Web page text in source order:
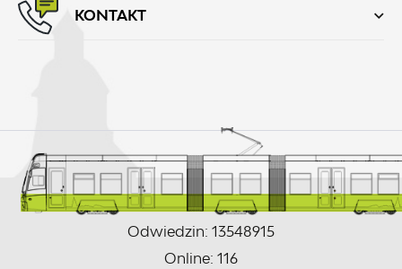
KONTAKT
Odwiedzin: 13548915
Online: 116